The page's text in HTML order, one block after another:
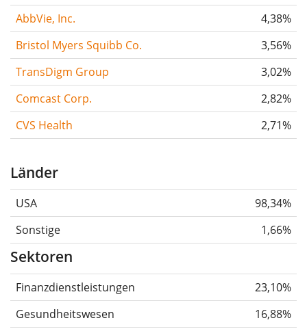
AbbVie, Inc.
4,38%
Bristol Myers Squibb Co.
3,56%
TransDigm Group
3,02%
Comcast Corp.
2,82%
CVS Health
2,71%
Länder
USA
98,34%
Sonstige
1,66%
Sektoren
Finanzdienstleistungen
23,10%
Gesundheitswesen
16,88%